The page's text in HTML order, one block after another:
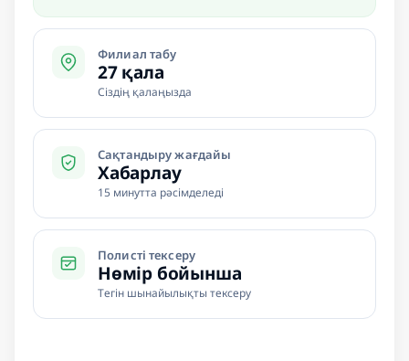
Филиал табу
27 қала
Сіздің қалаңызда
Сақтандыру жағдайы
Хабарлау
15 минутта рәсімделеді
Полисті тексеру
Нөмір бойынша
Тегін шынайылықты тексеру